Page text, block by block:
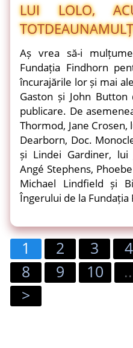
LUI LOLO,
TOTDEAUNA
Aș vrea să-i
Fundația Findhorn
încurajările lor și mai
Gaston și John
publicare. De
Thormod, Jane Crosen,
Dearborn, Doc.
și Lindei Gardiner, lui
Angé Stephens,
Michael Lindfield și
Îngerului de la Fundația
1 2 3 4
8
9 10
>